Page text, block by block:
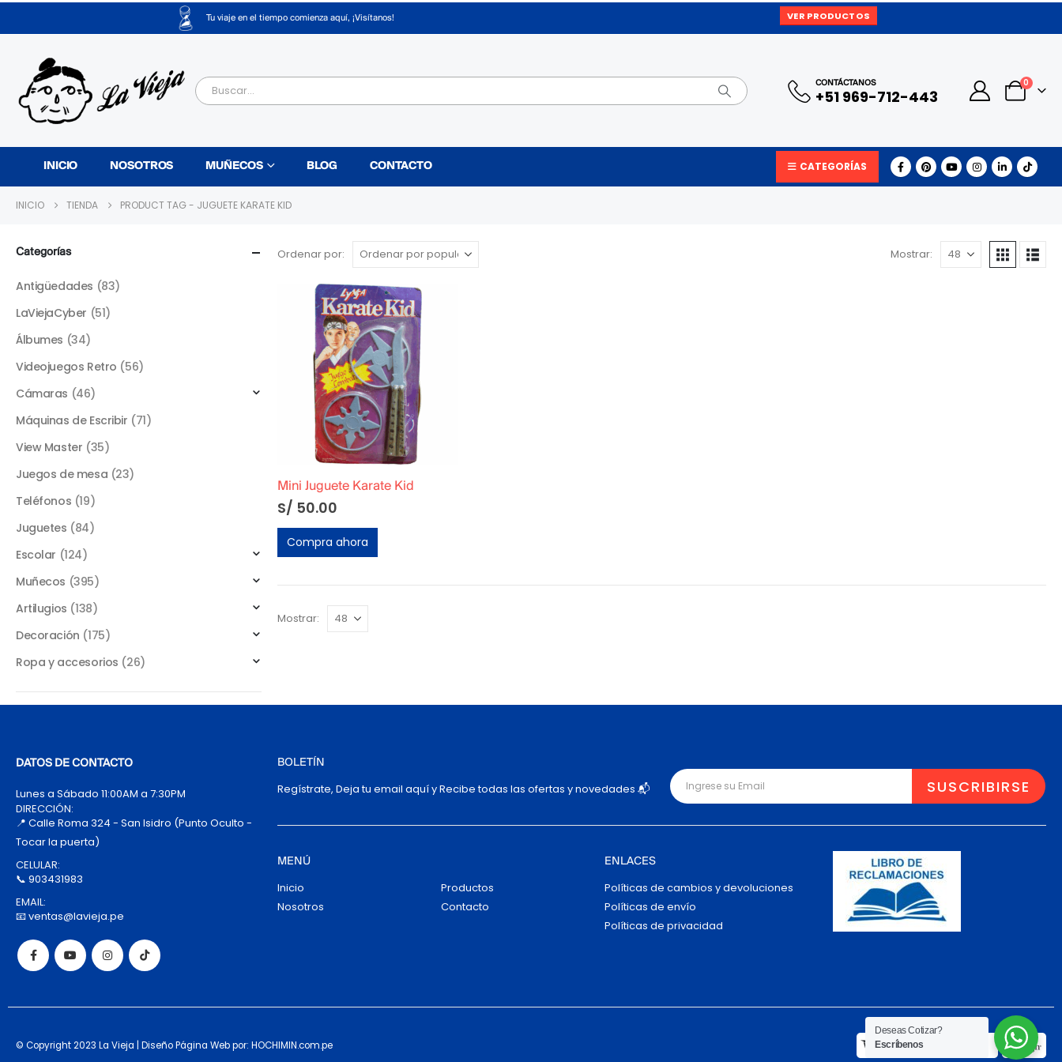
Tu viaje en el tiempo comienza aquí, ¡Visítanos! VER PRODUCTOS
CONTÁCTANOS
+51 969-712-443
0
INICIO NOSOTROS MUÑECOS BLOG CONTACTO CATEGORÍAS
INICIO TIENDA PRODUCT TAG - JUGUETE KARATE KID
Ordenar por: Mostrar:
Mini Juguete Karate Kid
S/ 50.00
Compra ahora
Mostrar:
Categorías
Antigüedades (83)
LaViejaCyber (51)
Álbumes (34)
Videojuegos Retro (56)
Cámaras (46)
Máquinas de Escribir (71)
View Master (35)
Juegos de mesa (23)
Teléfonos (19)
Juguetes (84)
Escolar (124)
Muñecos (395)
Artilugios (138)
Decoración (175)
Ropa y accesorios (26)
DATOS DE CONTACTO
Lunes a Sábado 11:00AM a 7:30PM
DIRECCIÓN:
📍 Calle Roma 324 - San Isidro (Punto Oculto -
Tocar la puerta)
CELULAR:
📞 903431983
EMAIL:
📧 ventas@lavieja.pe
BOLETÍN
Regístrate, Deja tu email aquí y Recibe todas las ofertas y novedades 📬
MENÚ
Inicio
Nosotros
Productos
Contacto
ENLACES
Políticas de cambios y devoluciones
Políticas de envío
Políticas de privacidad
© Copyright 2023 La Vieja | Diseño Página Web por: HOCHIMIN.com.pe
Deseas Cotizar?
Escríbenos